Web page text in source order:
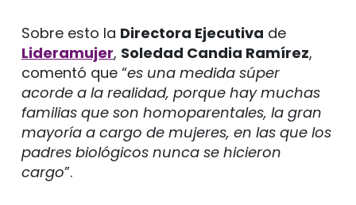
Sobre esto la Directora Ejecutiva de
Lideramujer, Soledad Candia Ramírez,
comentó que “es una medida súper
acorde a la realidad, porque hay muchas
familias que son homoparentales, la gran
mayoría a cargo de mujeres, en las que los
padres biológicos nunca se hicieron
cargo”.